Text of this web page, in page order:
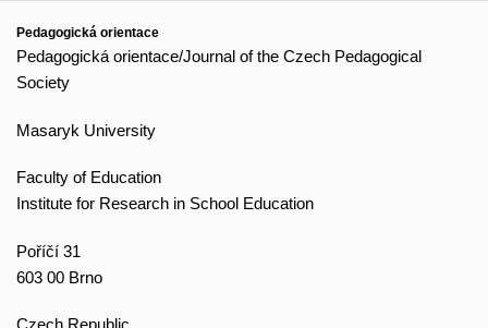
Pedagogická orientace
Pedagogická orientace/Journal of the Czech Pedagogical
Society
Masaryk University
Faculty of Education
Institute for Research in School Education
Poříčí 31
603 00 Brno